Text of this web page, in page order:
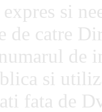
si
de catre
de
si
fata de